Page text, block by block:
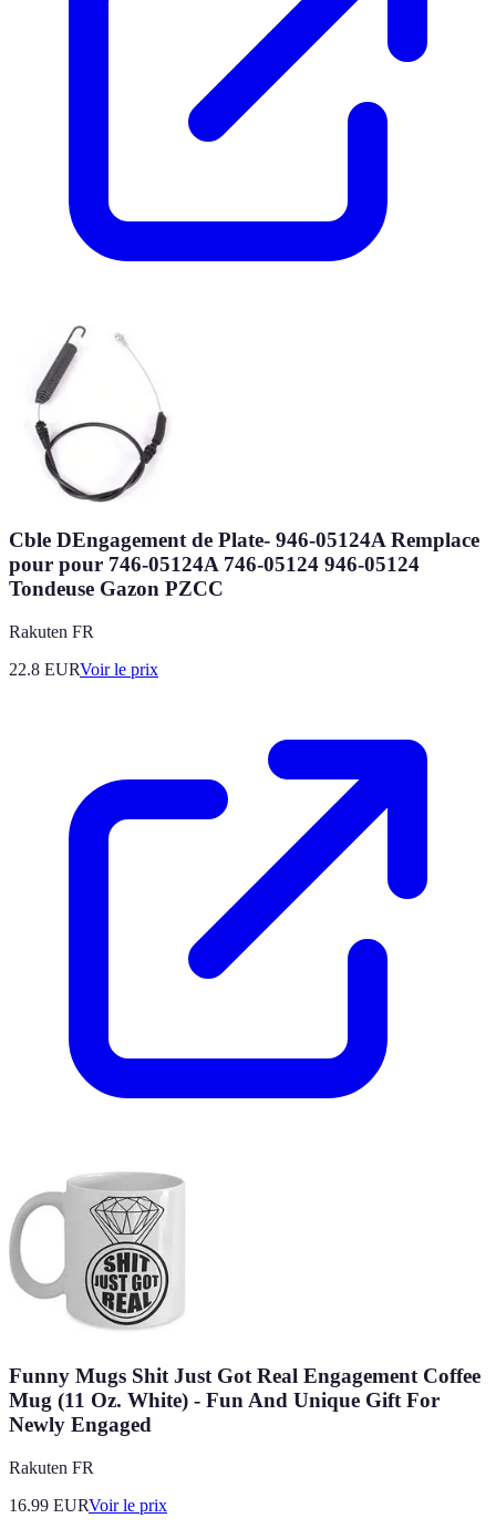
Cble DEngagement de Plate- 946-05124A Remplace
pour pour 746-05124A 746-05124 946-05124
Tondeuse Gazon PZCC
Rakuten FR
22.8 EURVoir le prix
Funny Mugs Shit Just Got Real Engagement Coffee
Mug (11 Oz. White) - Fun And Unique Gift For
Newly Engaged
Rakuten FR
16.99 EURVoir le prix